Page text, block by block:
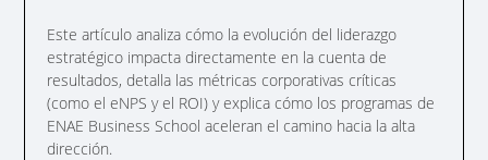
Este artículo analiza cómo la evolución del liderazgo
estratégico impacta directamente en la cuenta de
resultados, detalla las métricas corporativas críticas
(como el eNPS y el ROI) y explica cómo los programas de
ENAE Business School aceleran el camino hacia la alta
dirección.